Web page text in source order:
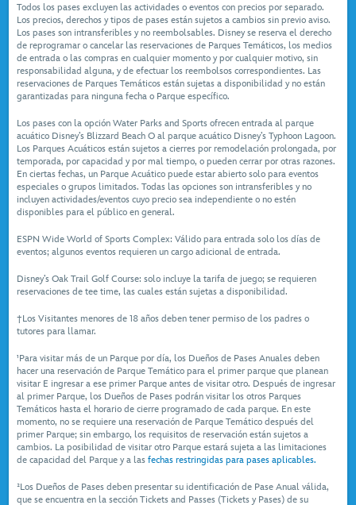
Todos los pases excluyen las actividades o eventos con precios por separado.
Los precios, derechos y tipos de pases están sujetos a cambios sin previo aviso.
Los pases son intransferibles y no reembolsables. Disney se reserva el derecho
de reprogramar o cancelar las reservaciones de Parques Temáticos, los medios
de entrada o las compras en cualquier momento y por cualquier motivo, sin
responsabilidad alguna, y de efectuar los reembolsos correspondientes. Las
reservaciones de Parques Temáticos están sujetas a disponibilidad y no están
garantizadas para ninguna fecha o Parque específico.
Los pases con la opción Water Parks and Sports ofrecen entrada al parque
acuático Disney’s Blizzard Beach O al parque acuático Disney’s Typhoon Lagoon.
Los Parques Acuáticos están sujetos a cierres por remodelación prolongada, por
temporada, por capacidad y por mal tiempo, o pueden cerrar por otras razones.
En ciertas fechas, un Parque Acuático puede estar abierto solo para eventos
especiales o grupos limitados. Todas las opciones son intransferibles y no
incluyen actividades/eventos cuyo precio sea independiente o no estén
disponibles para el público en general.
ESPN Wide World of Sports Complex: Válido para entrada solo los días de
eventos; algunos eventos requieren un cargo adicional de entrada.
Disney’s Oak Trail Golf Course: solo incluye la tarifa de juego; se requieren
reservaciones de tee time, las cuales están sujetas a disponibilidad.
†Los Visitantes menores de 18 años deben tener permiso de los padres o
tutores para llamar.
¹Para visitar más de un Parque por día, los Dueños de Pases Anuales deben
hacer una reservación de Parque Temático para el primer parque que planean
visitar E ingresar a ese primer Parque antes de visitar otro. Después de ingresar
al primer Parque, los Dueños de Pases podrán visitar los otros Parques
Temáticos hasta el horario de cierre programado de cada parque. En este
momento, no se requiere una reservación de Parque Temático después del
primer Parque; sin embargo, los requisitos de reservación están sujetos a
cambios. La posibilidad de visitar otro Parque estará sujeta a las limitaciones
de capacidad del Parque y a lasfechas restringidas para pases aplicables.
²Los Dueños de Pases deben presentar su identificación de Pase Anual válida,
que se encuentra en la sección Tickets and Passes (Tickets y Pases) de su